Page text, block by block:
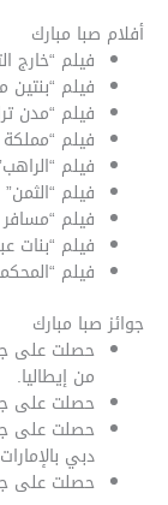
أفلام صبا مبارك
فيلم “خارج
فيلم “بنتين
فيلم “مدن
فيلم “مملكة
فيلم
فيلم “الثمن”
فيلم “مسافر
فيلم “بنات
فيلم
جوائز صبا مبارك
حصلت على
من إيطاليا.
حصلت على
حصلت على
دبي بالإمارات
حصلت على